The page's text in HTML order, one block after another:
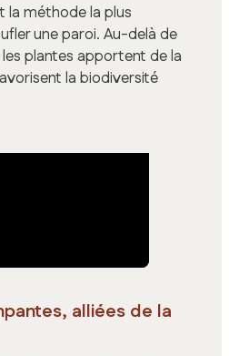
la méthode la plus
une paroi. Au-delà de
plantes apportent de la
la biodiversité
alliées de la